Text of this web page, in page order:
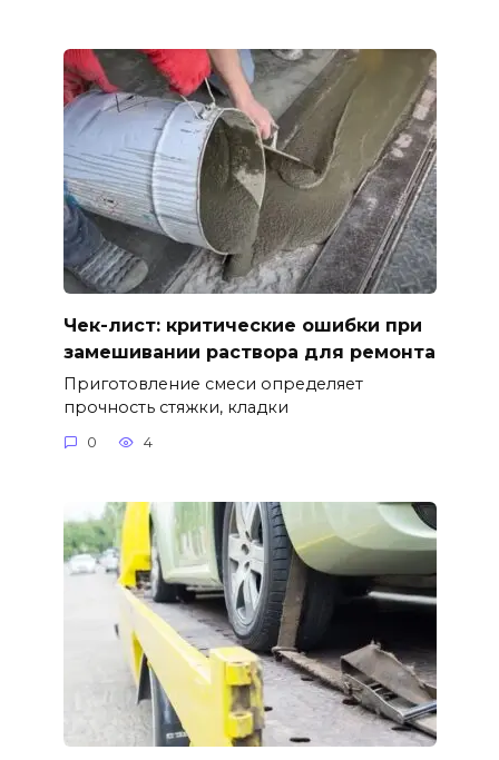
Чек-лист: критические ошибки при
замешивании раствора для ремонта
Приготовление смеси определяет
прочность стяжки, кладки
0 4